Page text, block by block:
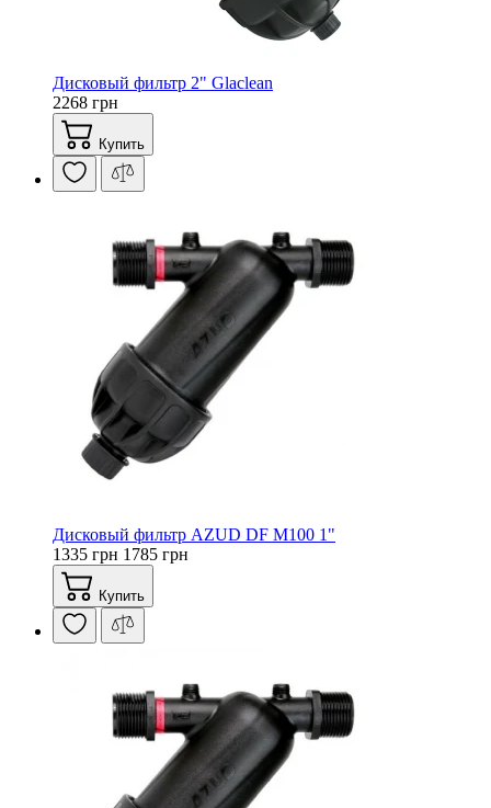
Дисковый фильтр 2" Glaclean
2268 грн
Купить
Дисковый фильтр AZUD DF M100 1"
1335 грн 1785 грн
Купить